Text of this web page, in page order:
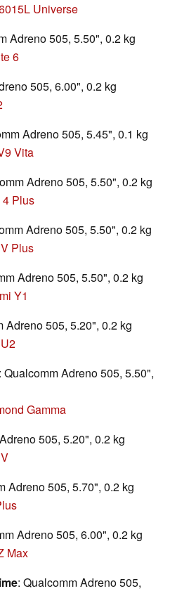
Universe
Adreno 505, 5.50", 0.2 kg
6
505, 6.00", 0.2 kg
Adreno 505, 5.45", 0.1 kg
Vita
Adreno 505, 5.50", 0.2 kg
Plus
Adreno 505, 5.50", 0.2 kg
Plus
Adreno 505, 5.50", 0.2 kg
Y1
Adreno 505, 5.20", 0.2 kg
: Qualcomm Adreno 505, 5.50",
Gamma
505, 5.20", 0.2 kg
Adreno 505, 5.70", 0.2 kg
Adreno 505, 6.00", 0.2 kg
Max
: Qualcomm Adreno 505,